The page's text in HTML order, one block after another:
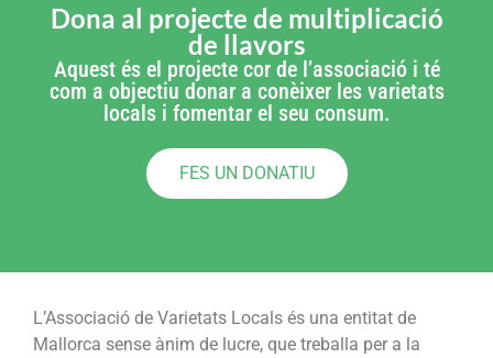
Dona al projecte de multiplicació
de llavors
Aquest és el projecte cor de l’associació i té
com a objectiu donar a conèixer les varietats
locals i fomentar el seu consum.
FES UN DONATIU
L’Associació de Varietats Locals és una entitat de
Mallorca sense ànim de lucre, que treballa per a la